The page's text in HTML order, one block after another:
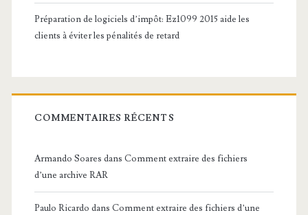
Préparation de logiciels d’impôt: Ez1099 2015 aide les
clients à éviter les pénalités de retard
COMMENTAIRES RÉCENTS
Armando Soares dans Comment extraire des fichiers
d’une archive RAR
Paulo Ricardo dans Comment extraire des fichiers d’une